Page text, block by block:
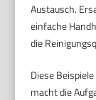
Austausch.
einfache
die
Diese
macht die